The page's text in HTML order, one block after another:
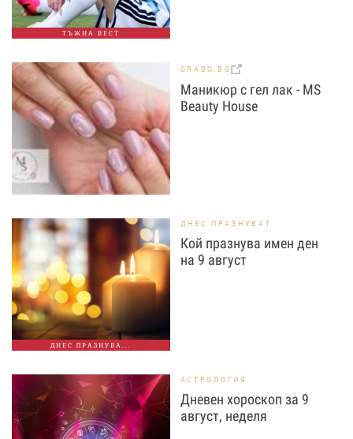
ТЪЖНА ВЕСТ
GRABO.BG
Маникюр с гел лак - МS
Beauty House
ДНЕС ПРАЗНУВА...
ДНЕС ПРАЗНУВАТ
Кой празнува имен ден
на 9 август
АСТРОЛОГИЯ
Дневен хороскоп за 9
август, неделя